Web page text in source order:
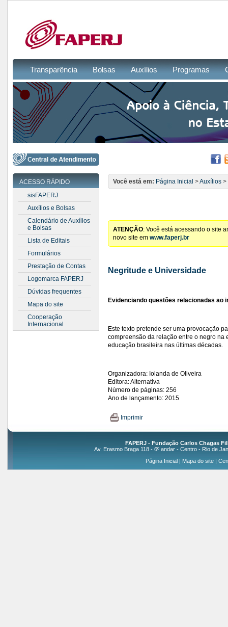
Transparência Bolsas Auxílios Programas
ACESSO RÁPIDO
sisFAPERJ
Auxílios e Bolsas
Calendário de Auxílios
e Bolsas
Lista de Editais
Formulários
Prestação de Contas
Logomarca FAPERJ
Dúvidas frequentes
Mapa do site
Cooperação
Internacional
Você está em: Página Inicial >Auxílios >
ATENÇÃO: Você está acessando o site
novo site em www.faperj.br
Negritude e Universidade
Evidenciando questões relacionadas
Este texto pretende ser uma provocação
compreensão da relação entre o negro
educação brasileira nas últimas décadas.
Organizadora: Iolanda de Oliveira
Editora: Alternativa
Número de páginas: 256
Ano de lançamento: 2015
Imprimir
FAPERJ - Fundação Carlos Chagas
Av. Erasmo Braga 118 - 6º andar - Centro - Rio de
Página Inicial| Mapa do site|